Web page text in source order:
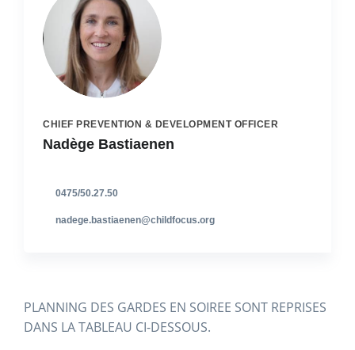
CHIEF PREVENTION & DEVELOPMENT OFFICER
Nadège Bastiaenen
0475/50.27.50
nadege.bastiaenen@childfocus.org
PLANNING DES GARDES EN SOIREE SONT REPRISES
DANS LA TABLEAU CI-DESSOUS.